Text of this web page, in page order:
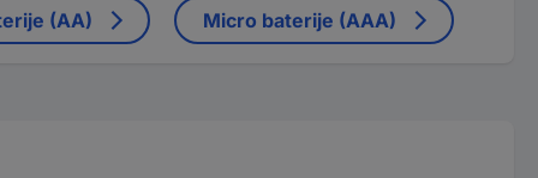
(AA) Micro baterije (AAA)